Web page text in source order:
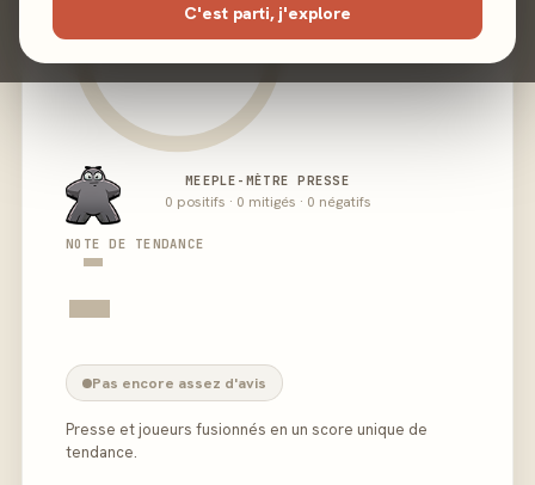
C'est parti, j'explore
-
MEEPLE-MÈTRE PRESSE
0 positifs · 0 mitigés · 0 négatifs
NOTE DE TENDANCE
-
Pas encore assez d'avis
Presse et joueurs fusionnés en un score unique de
tendance.